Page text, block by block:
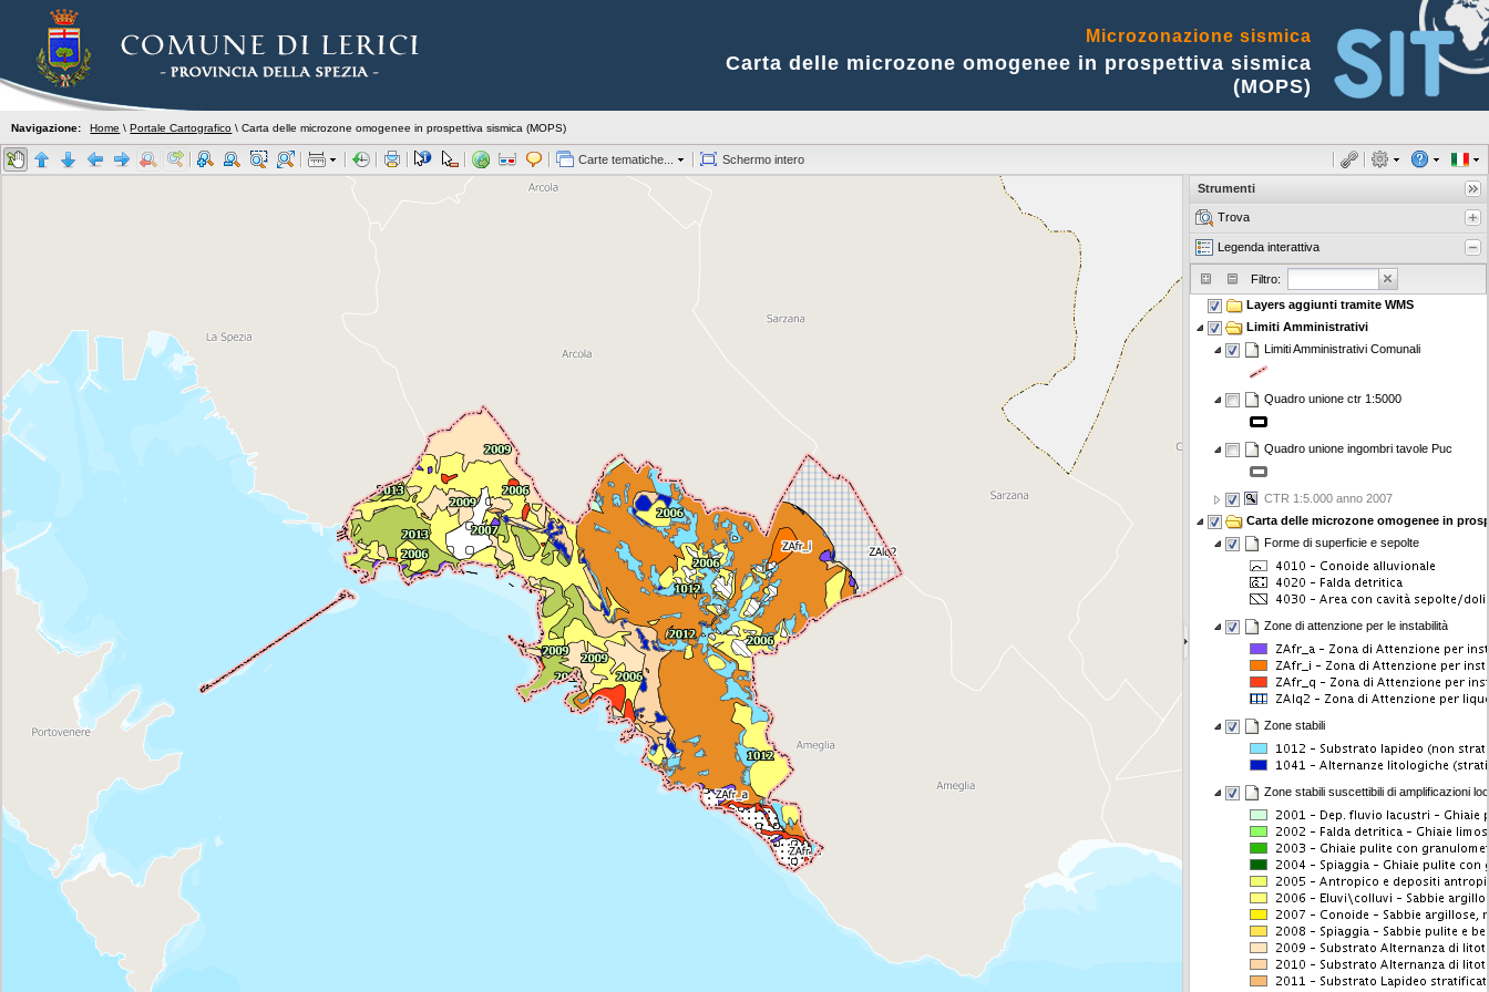
Microzonazione sismica
Carta delle microzone omogenee in prospettiva sismica
(MOPS)
Navigazione: Home \Portale Cartografico \ Carta delle microzone omogenee in prospettiva sismica (MOPS)
Carte tematiche... Schermo intero
Strumenti
Trova
Legenda interattiva
Filtro:
Layers aggiunti tramite WMS
Limiti Amministrativi
Limiti Amministrativi Comunali
Quadro unione ctr 1:5000
Quadro unione ingombri tavole Puc
CTR 1:5.000 anno 2007
Carta delle microzone omogenee in
Forme di superficie e sepolte
Zone di attenzione per le instabilità
Zone stabili
Zone stabili suscettibili di amplificazioni